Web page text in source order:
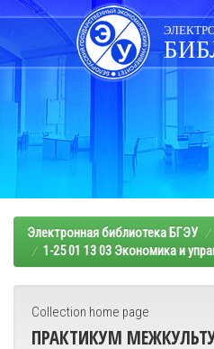
Skip
navigation
Электронная библиотека БГЭУ
1-25 01 13 03 Экономика и
Collection home page
ПРАКТИКУМ